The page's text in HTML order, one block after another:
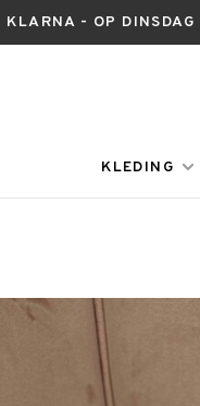
KLARNA - OP
KLEDING